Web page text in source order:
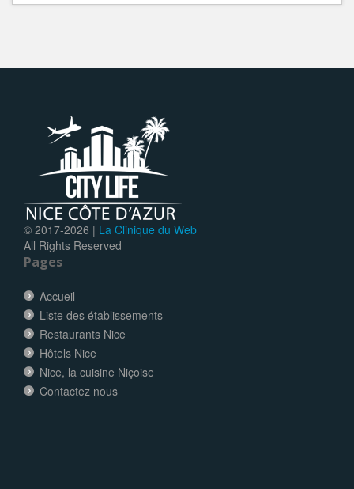
© 2017-2026 | La Clinique du Web
All Rights Reserved
Pages
Accueil
Liste des établissements
Restaurants Nice
Hôtels Nice
Nice, la cuisine Niçoise
Contactez nous